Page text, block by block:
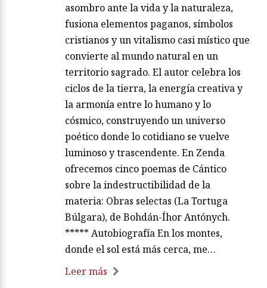
asombro ante la vida y la naturaleza,
fusiona elementos paganos, símbolos
cristianos y un vitalismo casi místico que
convierte al mundo natural en un
territorio sagrado. El autor celebra los
ciclos de la tierra, la energía creativa y
la armonía entre lo humano y lo
cósmico, construyendo un universo
poético donde lo cotidiano se vuelve
luminoso y trascendente. En Zenda
ofrecemos cinco poemas de Cántico
sobre la indestructibilidad de la
materia: Obras selectas (La Tortuga
Búlgara), de Bohdán-Íhor Antónych.
***** Autobiografía En los montes,
donde el sol está más cerca, me…
Leer más